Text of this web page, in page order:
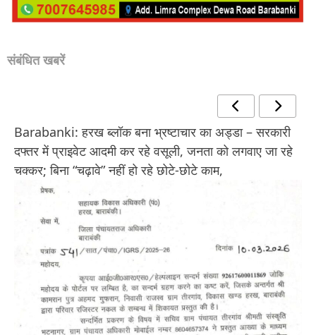
संबंधित खबरें
Barabanki: हरख ब्लॉक बना भ्रष्टाचार का अड्डा – सरकारी
दफ्तर में प्राइवेट आदमी कर रहे वसूली, जनता को लगवाए जा रहे
चक्कर; बिना “चढ़ावे” नहीं हो रहे छोटे-छोटे काम,